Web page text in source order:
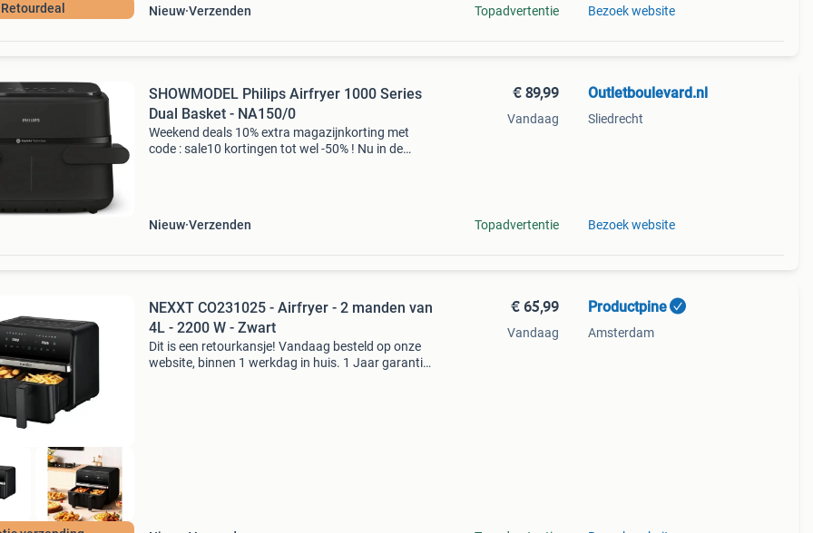
Retourdeal Nieuw Verzenden Topadvertentie Bezoek website
SHOWMODEL Philips Airfryer 1000 Series
Dual Basket - NA150/0
Weekend deals 10% extra magazijnkorting met
code : sale10 kortingen tot wel -50% ! Nu in de
Nieuw Verzenden
€ 89,99
Vandaag
Topadvertentie
Outletboulevard.nl
Sliedrecht
Bezoek website
NEXXT CO231025 - Airfryer - 2 manden van
4L - 2200 W - Zwart
Dit is een retourkansje! Vandaag besteld op onze
website, binnen 1 werkdag in huis. 1 Jaar garantie.
€ 65,99
Vandaag
Productpine
Amsterdam